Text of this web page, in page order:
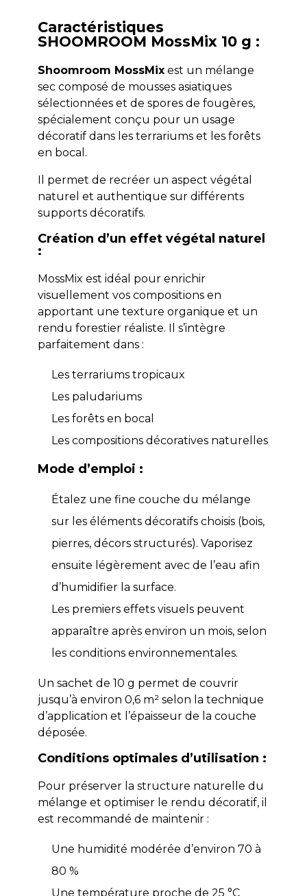
Caractéristiques
SHOOMROOM MossMix 10 g :
Shoomroom MossMixest un mélange
sec composé de mousses asiatiques
sélectionnées et de spores de fougères,
spécialement conçu pour un usage
décoratif dans les terrariums et les forêts
en bocal.
Il permet de recréer un aspect végétal
naturel et authentique sur différents
supports décoratifs.
Création d’un effet végétal naturel
:
MossMix est idéal pour enrichir
visuellement vos compositions en
apportant une texture organique et un
rendu forestier réaliste. Il s’intègre
parfaitement dans :
Les terrariums tropicaux
Les paludariums
Les forêts en bocal
Les compositions décoratives naturelles
Mode d’emploi :
Étalez une fine couche du mélange
sur les éléments décoratifs choisis (bois,
pierres, décors structurés). Vaporisez
ensuite légèrement avec de l’eau afin
d’humidifier la surface.
Les premiers effets visuels peuvent
apparaître après environ un mois, selon
les conditions environnementales.
Un sachet de 10 g permet de couvrir
jusqu’à environ 0,6 m² selon la technique
d’application et l’épaisseur de la couche
déposée.
Conditions optimales d’utilisation :
Pour préserver la structure naturelle du
mélange et optimiser le rendu décoratif, il
est recommandé de maintenir :
Une humidité modérée d’environ 70 à
80 %
Une température proche de 25 °C